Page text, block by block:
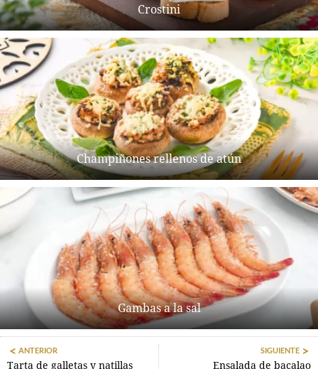
Crostini
Champiñones rellenos de atún
Gambas a la sal
ANTERIOR
Tarta de galletas y natillas
SIGUIENTE
Ensalada de bacalao